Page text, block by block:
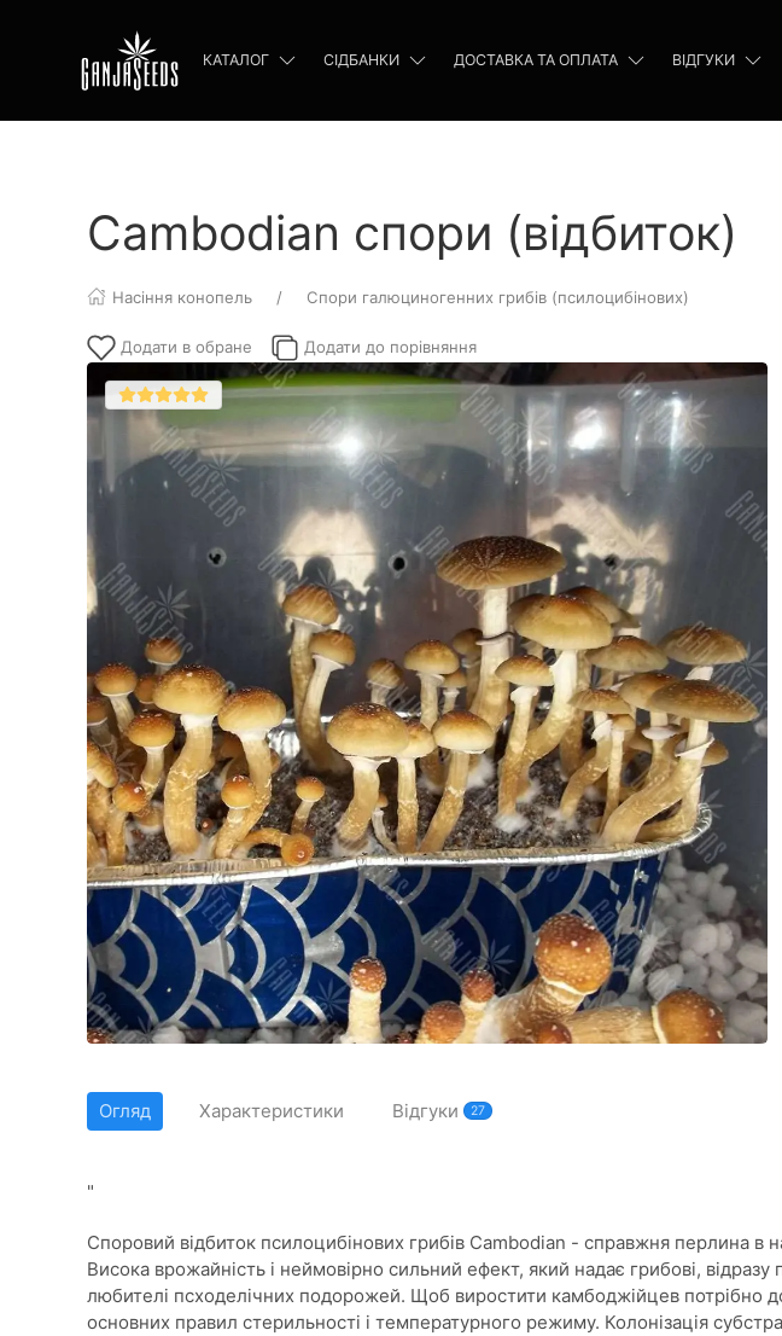
КАТАЛОГ СІДБАНКИ ДОСТАВКА ТА ОПЛАТА ВІДГУКИ
Cambodian спори (відбиток)
Насіння конопель Спори галюциногенних грибів (псилоцибінових)
Додати в обране Додати до порівняння
Огляд Характеристики Відгуки 27
"
Споровий відбиток псилоцибінових грибів Cambodian - справжня перлина в
Висока врожайність і неймовірно сильний ефект, який надає грибові, відразу
любителі псходелічних подорожей. Щоб виростити камбоджійцев потрібно
основних правил стерильності і температурного режиму. Колонізація